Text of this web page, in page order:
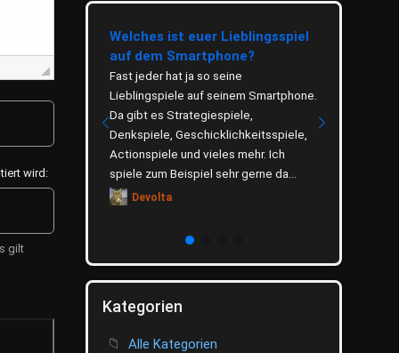
wird:
gilt
gesunde
Tee
Welches ist euer Lieblingsspiel
auf dem Smartphone?
Fast jeder hat ja so seine
Lieblingspiele auf seinem Smartphone.
Da gibt es Strategiespiele,
Denkspiele, Geschicklichkeitsspiele,
Actionspiele und vieles mehr. Ich
spiele zum Beispiel sehr gerne da...
Devolta
Kategorien
Alle Kategorien